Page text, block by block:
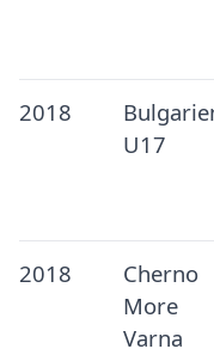
2018
U17
2018
Cherno
More
Varna